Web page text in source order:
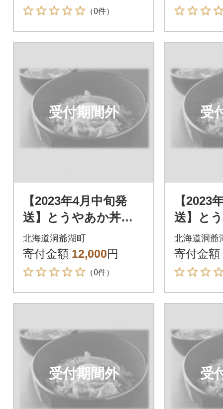
（0件）
受付期間外
【2023年4月中旬発
送】とうやあか丼の
具 100g×2袋入り 2
箱
北海道洞爺湖町
寄付金額 12,000円
（0件）
受
【2023
送】と
具
箱
北海道洞爺
寄付金額
受付期間外 受